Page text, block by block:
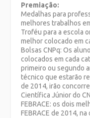
Premiação:
Medalhas para
melhores trabalhos
Troféu para a escola
melhor colocado em
Bolsas CNPq: Os
colocados em cada
primeiro ou segundo
técnico que estarão
de 2014, irão
Científica Júnior do
FEBRACE: os dois
FEBRACE de 2014,